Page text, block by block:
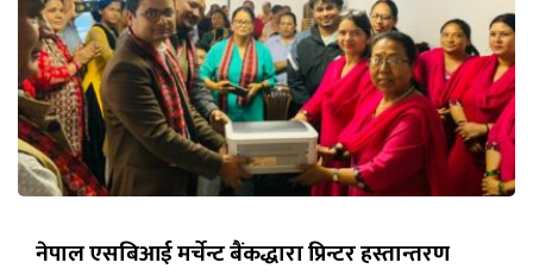
नेपाल एसबिआई मर्चेन्ट बैंकद्धारा प्रिन्टर हस्तान्तरण